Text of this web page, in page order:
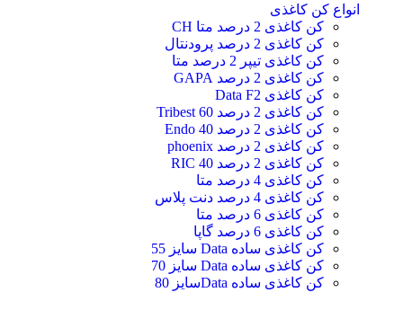
انواع کن کاغذی
کن کاغذی 2 درصد متا CH
کن کاغذی 2 درصد پرودنتال
کن کاغذی تیپر 2 درصد متا
کن کاغذی 2 درصد GAPA
کن کاغذی Data F2
کن کاغذی 2 درصد 60 Tribest
کن کاغذی 2 درصد 40 Endo
کن کاغذی 2 درصد phoenix
کن کاغذی 2 درصد 40 RIC
کن کاغذی 4 درصد متا
کن کاغذی 4 درصد دنت پلاس
کن کاغذی 6 درصد متا
کن کاغذی 6 درصد گاپا
کن کاغذی ساده Data سایز 55
کن کاغذی ساده Data سایز 70
کن کاغذی ساده Dataسایز 80